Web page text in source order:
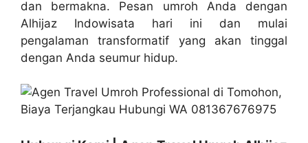
dan bermakna. Pesan umroh Anda dengan
Alhijaz Indowisata hari ini dan mulai
pengalaman transformatif yang akan tinggal
dengan Anda seumur hidup.